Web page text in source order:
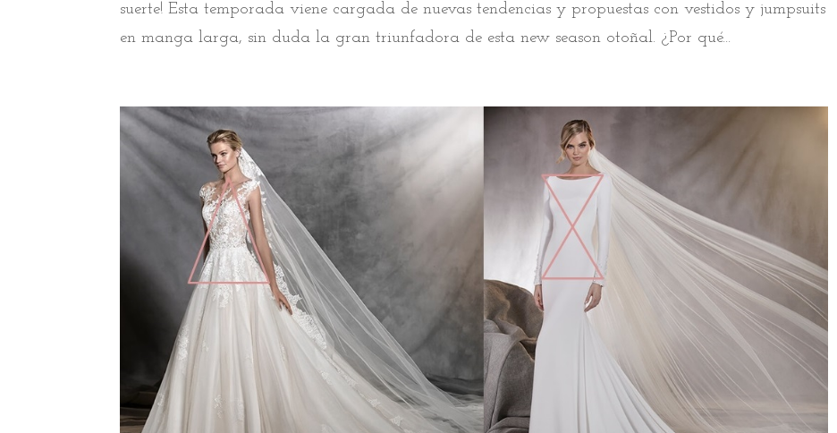
suerte! Esta temporada viene cargada de nuevas tendencias y propuestas con vestidos y jumpsuits
en manga larga, sin duda la gran triunfadora de esta new season otoñal. ¿Por qué...